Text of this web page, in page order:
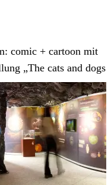
comic + cartoon mit
„The cats and dogs